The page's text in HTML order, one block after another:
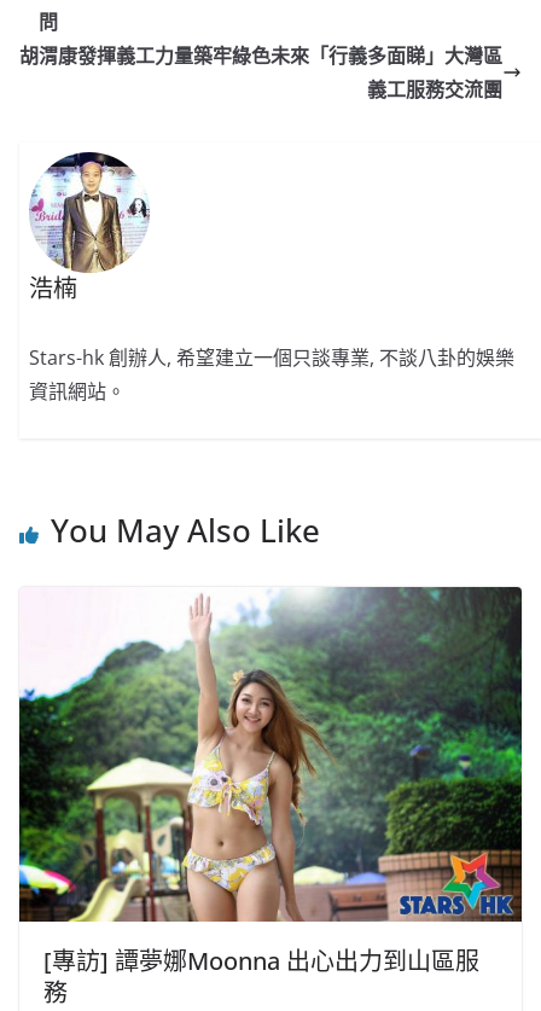
o o p k
問
胡渭康發揮義工力量築牢綠色未來「行義多面睇」大灣區
義工服務交流團
浩楠
Stars-hk 創辦人, 希望建立一個只談專業, 不談八卦的娛樂
資訊網站。
You May Also Like
[專訪] 譚夢娜Moonna 出心出力到山區服
務